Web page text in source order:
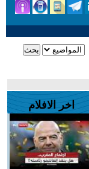
اخر الافلام